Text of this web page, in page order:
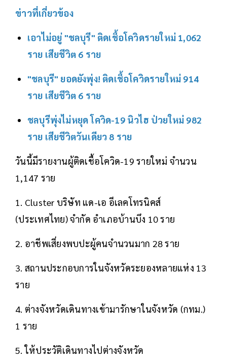
ข่าวที่เกี่ยวข้อง
เอาไม่อยู่ "ชลบุรี" ติดเชื้อโควิดรายใหม่ 1,062
ราย เสียชีวิต 6 ราย
"ชลบุรี" ยอดยังพุ่ง! ติดเชื้อโควิดรายใหม่ 914
ราย เสียชีวิต 6 ราย
ชลบุรีพุ่งไม่หยุด โควิด-19 นิวไฮ ป่วยใหม่ 982
ราย เสียชีวิตวันเดียว 8 ราย
วันนี้มีรายงานผู้ติดเชื้อโควิด-19 รายใหม่ จำนวน
1,147 ราย
1. Cluster บริษัท แด-เอ อีเลคโทรนิคส์
(ประเทศไทย) จำกัด อำเภอบ้านบึง 10 ราย
2. อาชีพเสี่ยงพบปะผู้คนจำนวนมาก 28 ราย
3. สถานประกอบการในจังหวัดระยองหลายแห่ง 13
ราย
4. ต่างจังหวัดเดินทางเข้ามารักษาในจังหวัด (กทม.)
1 ราย
5. ให้ประวัติเดินทางไปต่างจังหวัด